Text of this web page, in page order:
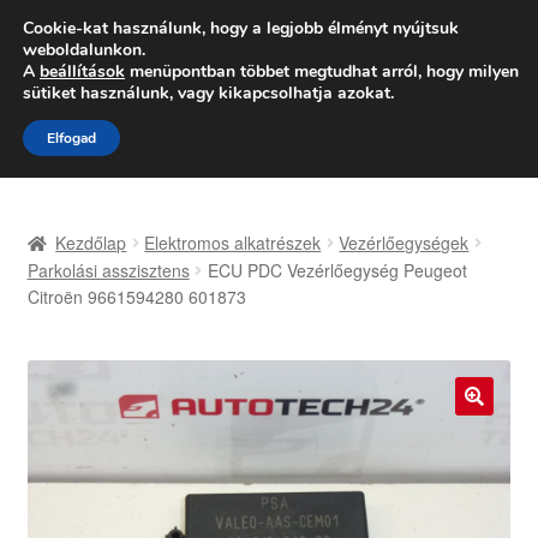
SZÁLLÍTÁS 2618 Ft-tól
Hétfő-Péntek 9:00–16:0006 80 088 054
Ugrás
a
navigációhoz
Kilépés
a
tartalomba
Adatvédelmi irányelvek
Kapcsolatba lépni
Kezdőlap Elektromos alkatrészek
Vezérlőegységek
Parkolási asszisztens
ECU PDC Vezérlőegység Peugeot
Citroën 9661594280 601873
Cookie-kat használunk, hogy a legjobb élményt nyújtsuk
weboldalunkon.
A beállítások menüpontban többet megtudhat arról, hogy milyen
sütiket használunk, vagy kikapcsolhatja azokat.
Elfogad